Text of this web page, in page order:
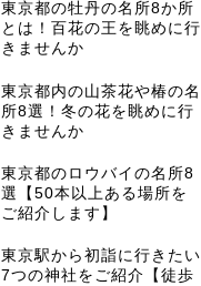
東京都の牡丹の名所8か所
とは！百花の王を眺めに行
きませんか
東京都内の山茶花や椿の名
所8選！冬の花を眺めに行
きませんか
東京都のロウバイの名所8
選【50本以上ある場所を
ご紹介します】
東京駅から初詣に行きたい
7つの神社をご紹介【徒歩